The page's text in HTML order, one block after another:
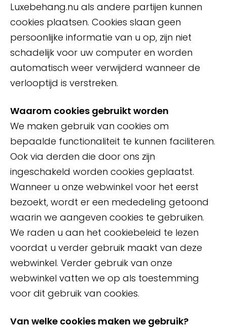
Luxebehang.nu als andere partijen kunnen
cookies plaatsen. Cookies slaan geen
persoonlijke informatie van u op, zijn niet
schadelijk voor uw computer en worden
automatisch weer verwijderd wanneer de
verlooptijd is verstreken.
Waarom cookies gebruikt worden
We maken gebruik van cookies om
bepaalde functionaliteit te kunnen faciliteren.
Ook via derden die door ons zijn
ingeschakeld worden cookies geplaatst.
Wanneer u onze webwinkel voor het eerst
bezoekt, wordt er een mededeling getoond
waarin we aangeven cookies te gebruiken.
We raden u aan het cookiebeleid te lezen
voordat u verder gebruik maakt van deze
webwinkel. Verder gebruik van onze
webwinkel vatten we op als toestemming
voor dit gebruik van cookies.
Van welke cookies maken we gebruik?